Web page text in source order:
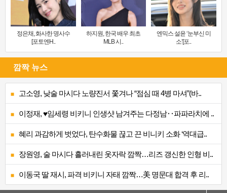
정은채, 화사한 명사수
[포토엔H..
하지원, 한국 배우 최초
MLB 시..
엔믹스 설윤 ‘눈부신 미
소’[포..
깜짝 뉴스
고소영, 낮술 마시다 노량진서 쫓겨나 “점심 때 4병 마셔”(바..
이정재, ♥임세령 비키니 인생샷 남겨주는 다정남‥파파라치에 ..
혜리 과감하게 벗었다, 탄수화물 끊고 끈 비니키 소화 ‘역대급..
장원영, 술 마시다 흘러내린 옷자락 깜짝…리즈 갱신한 인형 비..
이동국 딸 재시, 파격 비키니 자태 깜짝…美 명문대 합격 후 리..